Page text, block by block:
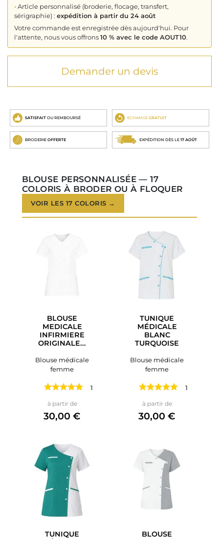
•Article personnalisé (broderie, flocage, transfert,
sérigraphie) : expédition à partir du 24 août
Votre commande est enregistrée dès aujourd'hui. Pour
l'attente, nous vous offrons10 % avec le code AOUT10.
Demander un devis
SATISFAIT OU REMBOURSÉ ECHANGE GRATUIT
BRODERIE OFFERTE EXPÉDITION DÈS LE 17 AOÛT
BLOUSE PERSONNALISÉE — 17
COLORIS À BRODER OU À FLOQUER
VOIR LES 17 COLORIS →
BLOUSE
MEDICALE
INFIRMIERE
ORIGINALE...
Blouse médicale
femme
1 avis
à partir dePrix
30,00 €
TUNIQUE
MÉDICALE
BLANC
TURQUOISE
Blouse médicale
femme
1 avis
à partir dePrix
30,00 €
TUNIQUE
BLOUSE